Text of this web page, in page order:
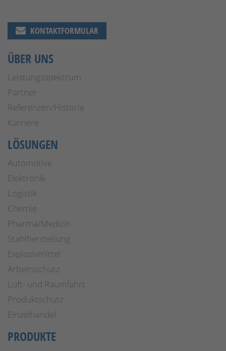
KONTAKTFORMULAR
ÜBER UNS
Leistungsspektrum
Partner
Referenzen/Historie
Karriere
LÖSUNGEN
Automotive
Elektronik
Logistik
Chemie
Pharma/Medizin
Stahlherstellung
Explosivmittel
Arbeitsschutz
Luft- und Raumfahrt
Produktschutz
Einzelhandel
PRODUKTE